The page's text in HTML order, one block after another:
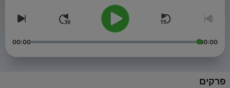
00:00
00:00
פרקים